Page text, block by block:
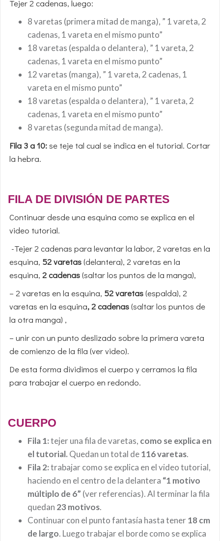
Tejer 2 cadenas, luego:
8 varetas (primera mitad de manga), ” 1 vareta, 2
cadenas, 1 vareta en el mismo punto”
18 varetas (espalda o delantera), ” 1 vareta, 2
cadenas, 1 vareta en el mismo punto”
12 varetas (manga), ” 1 vareta, 2 cadenas, 1
vareta en el mismo punto”
18 varetas (espalda o delantera), ” 1 vareta, 2
cadenas, 1 vareta en el mismo punto”
8 varetas (segunda mitad de manga).
Fila 3 a 10:se teje tal cual se indica en el tutorial. Cortar
la hebra.
FILA DE DIVISIÓN DE PARTES
Continuar desde una esquina como se explica en el
video tutorial.
-Tejer 2 cadenas para levantar la labor, 2 varetas en la
esquina, 52 varetas(delantera), 2 varetas en la
esquina, 2 cadenas(saltar los puntos de la manga),
– 2 varetas en la esquina, 52 varetas(espalda), 2
varetas en la esquina, 2 cadenas(saltar los puntos de
la otra manga) ,
– unir con un punto deslizado sobre la primera vareta
de comienzo de la fila (ver video).
De esta forma dividimos el cuerpo y cerramos la fila
para trabajar el cuerpo en redondo.
CUERPO
Fila 1:tejer una fila de varetas, como se explica en
el tutorial. Quedan un total de116 varetas.
Fila 2:trabajar como se explica en el video tutorial,
haciendo en el centro de la delantera “1 motivo
múltiplo de 6” (ver referencias). Al terminar la fila
quedan 23 motivos.
Continuar con el punto fantasía hasta tener18 cm
de largo. Luego trabajar el borde como se explica